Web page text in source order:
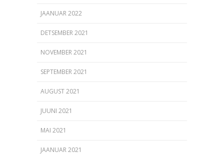
JAANUAR 2022
DETSEMBER 2021
NOVEMBER 2021
SEPTEMBER 2021
AUGUST 2021
JUUNI 2021
MAI 2021
JAANUAR 2021